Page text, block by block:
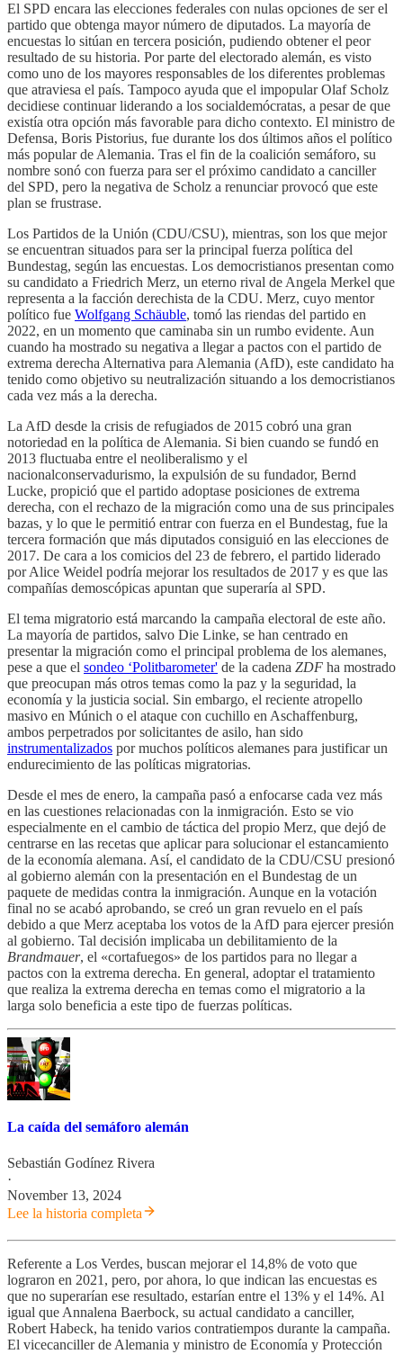
El SPD encara las elecciones federales con nulas opciones de ser el
partido que obtenga mayor número de diputados. La mayoría de
encuestas lo sitúan en tercera posición, pudiendo obtener el peor
resultado de su historia. Por parte del electorado alemán, es visto
como uno de los mayores responsables de los diferentes problemas
que atraviesa el país. Tampoco ayuda que el impopular Olaf Scholz
decidiese continuar liderando a los socialdemócratas, a pesar de que
existía otra opción más favorable para dicho contexto. El ministro de
Defensa, Boris Pistorius, fue durante los dos últimos años el político
más popular de Alemania. Tras el fin de la coalición semáforo, su
nombre sonó con fuerza para ser el próximo candidato a canciller
del SPD, pero la negativa de Scholz a renunciar provocó que este
plan se frustrase.
Los Partidos de la Unión (CDU/CSU), mientras, son los que mejor
se encuentran situados para ser la principal fuerza política del
Bundestag, según las encuestas. Los democristianos presentan como
su candidato a Friedrich Merz, un eterno rival de Angela Merkel que
representa a la facción derechista de la CDU. Merz, cuyo mentor
político fue Wolfgang Schäuble, tomó las riendas del partido en
2022, en un momento que caminaba sin un rumbo evidente. Aun
cuando ha mostrado su negativa a llegar a pactos con el partido de
extrema derecha Alternativa para Alemania (AfD), este candidato ha
tenido como objetivo su neutralización situando a los democristianos
cada vez más a la derecha.
La AfD desde la crisis de refugiados de 2015 cobró una gran
notoriedad en la política de Alemania. Si bien cuando se fundó en
2013 fluctuaba entre el neoliberalismo y el
nacionalconservadurismo, la expulsión de su fundador, Bernd
Lucke, propició que el partido adoptase posiciones de extrema
derecha, con el rechazo de la migración como una de sus principales
bazas, y lo que le permitió entrar con fuerza en el Bundestag, fue la
tercera formación que más diputados consiguió en las elecciones de
2017. De cara a los comicios del 23 de febrero, el partido liderado
por Alice Weidel podría mejorar los resultados de 2017 y es que las
compañías demoscópicas apuntan que superaría al SPD.
El tema migratorio está marcando la campaña electoral de este año.
La mayoría de partidos, salvo Die Linke, se han centrado en
presentar la migración como el principal problema de los alemanes,
pese a que el sondeo ‘Politbarometer' de la cadena ZDF ha mostrado
que preocupan más otros temas como la paz y la seguridad, la
economía y la justicia social. Sin embargo, el reciente atropello
masivo en Múnich o el ataque con cuchillo en Aschaffenburg,
ambos perpetrados por solicitantes de asilo, han sido
instrumentalizados por muchos políticos alemanes para justificar un
endurecimiento de las políticas migratorias.
Desde el mes de enero, la campaña pasó a enfocarse cada vez más
en las cuestiones relacionadas con la inmigración. Esto se vio
especialmente en el cambio de táctica del propio Merz, que dejó de
centrarse en las recetas que aplicar para solucionar el estancamiento
de la economía alemana. Así, el candidato de la CDU/CSU presionó
al gobierno alemán con la presentación en el Bundestag de un
paquete de medidas contra la inmigración. Aunque en la votación
final no se acabó aprobando, se creó un gran revuelo en el país
debido a que Merz aceptaba los votos de la AfD para ejercer presión
al gobierno. Tal decisión implicaba un debilitamiento de la
Brandmauer, el «cortafuegos» de los partidos para no llegar a
pactos con la extrema derecha. En general, adoptar el tratamiento
que realiza la extrema derecha en temas como el migratorio a la
larga solo beneficia a este tipo de fuerzas políticas.
La caída del semáforo alemán
Sebastián Godínez Rivera
·
November 13, 2024
Lee la historia completa
Referente a Los Verdes, buscan mejorar el 14,8% de voto que
lograron en 2021, pero, por ahora, lo que indican las encuestas es
que no superarían ese resultado, estarían entre el 13% y el 14%. Al
igual que Annalena Baerbock, su actual candidato a canciller,
Robert Habeck, ha tenido varios contratiempos durante la campaña.
El vicecanciller de Alemania y ministro de Economía y Protección